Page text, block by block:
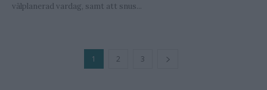
välplanerad vardag, samt att snus...
1 2 3